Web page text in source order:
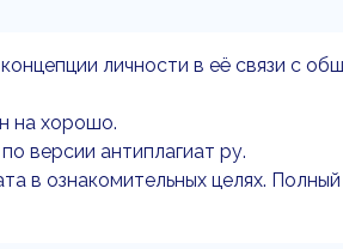
личности в её связи с
на хорошо.
версии антиплагиат ру.
в ознакомительных целях.